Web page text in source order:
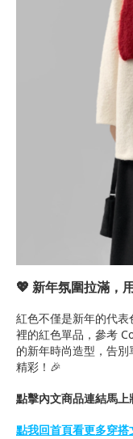
💖 新年氛圍拉滿，
紅色不僅是新年的代
裡的紅色單品，參考
的新年時尚造型，告
精彩！🎉
點擊內文商品連結馬上
點我回首頁看更多穿搭